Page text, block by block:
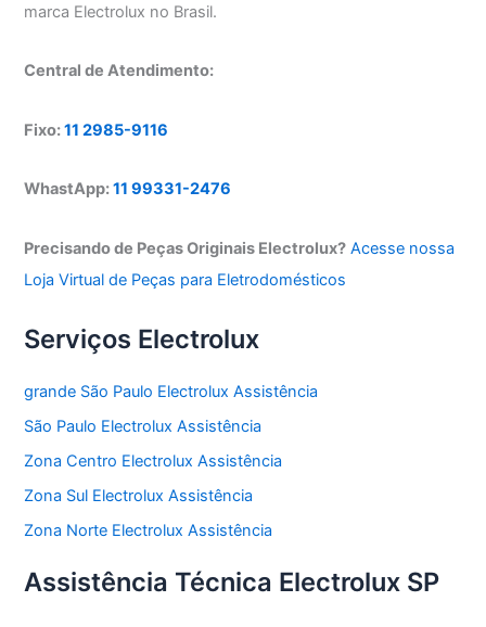
marca Electrolux no Brasil.
Central de Atendimento:
Fixo:11 2985-9116
WhastApp:11 99331-2476
Precisando de Peças Originais Electrolux? Acesse nossa
Loja Virtual de Peças para Eletrodomésticos
Serviços Electrolux
grande São Paulo Electrolux Assistência
São Paulo Electrolux Assistência
Zona Centro Electrolux Assistência
Zona Sul Electrolux Assistência
Zona Norte Electrolux Assistência
Assistência Técnica Electrolux SP